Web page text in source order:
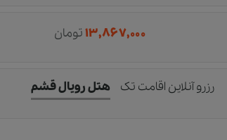
۱۳,۸۶۷,۰۰۰تومان
رزرو آنلاین اقامت تک هتل رویال قشم